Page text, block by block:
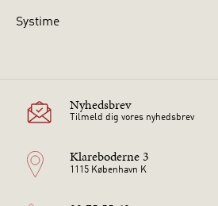
Systime
Nyhedsbrev
Tilmeld dig vores nyhedsbrev
Klareboderne 3
1115 København K